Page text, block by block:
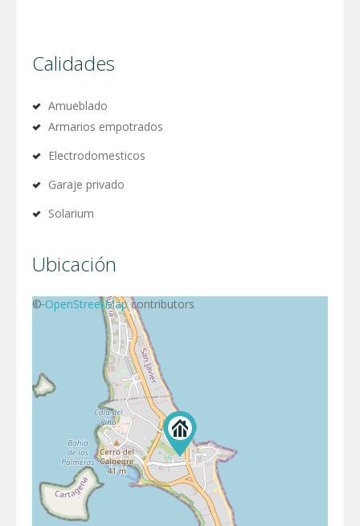
Calidades
Amueblado
Armarios empotrados
Electrodomesticos
Garaje privado
Solarium
Ubicación
+−
©OpenStreetMapcontributors